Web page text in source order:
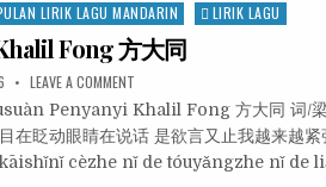
LIRIK LAGU MANDARIN LIRIK LAGU
Fong 方大同
LEAVE A COMMENT
Penyanyi Khalil Fong 方大同 词/梁
在眨动眼睛在说话 是欲言又止我越来越
cèzhe nǐ de tóuyǎngzhe nǐ de